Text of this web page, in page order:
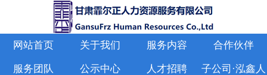
网站首页 关于我们 服务内容 合作伙伴
服务团队 公示中心 人才招聘 子公司·泓鑫人